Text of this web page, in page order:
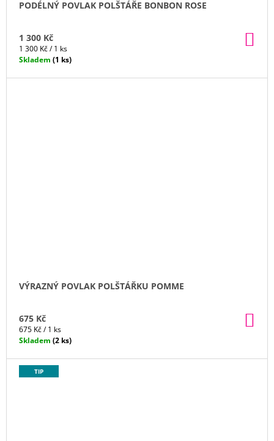
PODÉLNÝ POVLAK POLŠTÁŘE BONBON ROSE
1 300 Kč
Měrná
cena:
1 300 Kč / 1 ks
Skladem (1 ks)
VÝRAZNÝ POVLAK POLŠTÁŘKU POMME
675 Kč
Měrná
cena:
675 Kč / 1 ks
Skladem (2 ks)
TIP